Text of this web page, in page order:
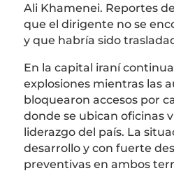
Ali Khamenei. Reportes de
que el dirigente no se
y que habría sido
En la capital iraní
explosiones mientras las
bloquearon accesos por
donde se ubican oficinas
liderazgo del país. La
desarrollo y con fuerte
preventivas en ambos